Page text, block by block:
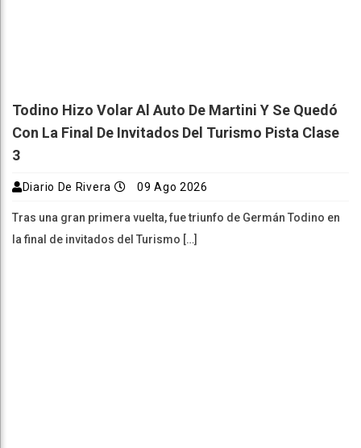
Todino Hizo Volar Al Auto De Martini Y Se Quedó
Con La Final De Invitados Del Turismo Pista Clase
3
Diario De Rivera 09 Ago 2026
Tras una gran primera vuelta, fue triunfo de Germán Todino en
la final de invitados del Turismo […]